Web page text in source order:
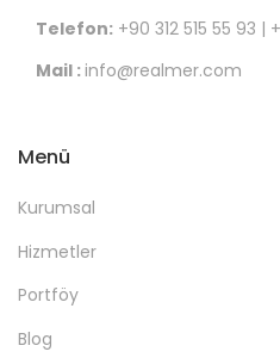
Telefon: +90 312 515 55 93 |
Mail :info@realmer.com
Menü
Kurumsal
Hizmetler
Portföy
Blog